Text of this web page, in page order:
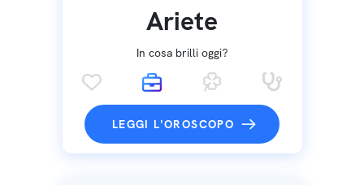
Ariete
In cosa brilli oggi?
LEGGI L'OROSCOPO